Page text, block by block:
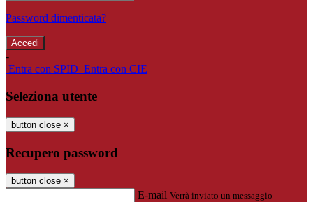
Password dimenticata?
-
Entra con SPID Entra con CIE
Seleziona utente
button close ×
Recupero password
button close ×
E-mail Verrà inviato un messaggio